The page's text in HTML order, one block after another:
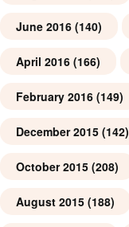
June 2016 (140)
April 2016 (166)
February 2016 (149)
December 2015 (142)
October 2015 (208)
August 2015 (188)